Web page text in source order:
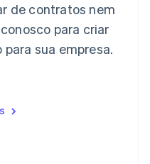
de contratos nem
para criar
sua empresa.